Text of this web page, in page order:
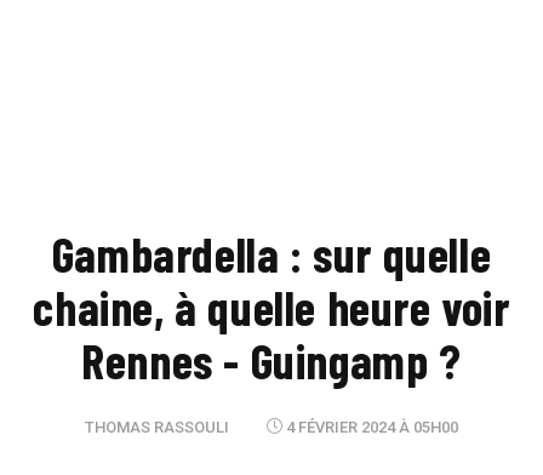
Gambardella : sur quelle
chaine, à quelle heure voir
Rennes - Guingamp ?
THOMAS RASSOULI 4 FÉVRIER 2024 À 05H00